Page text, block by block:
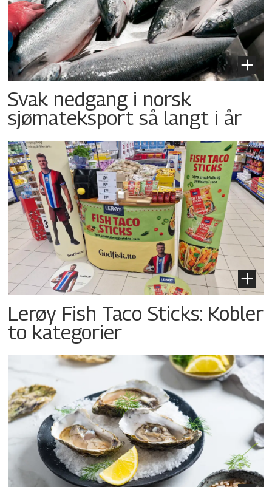
Svak nedgang i norsk
sjømateksport så langt i år
Lerøy Fish Taco Sticks: Kobler
to kategorier